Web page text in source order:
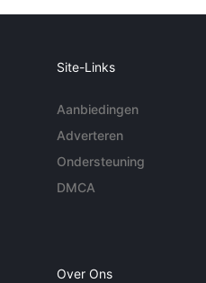
Site-Links
Aanbiedingen
Adverteren
Ondersteuning
DMCA
Over Ons